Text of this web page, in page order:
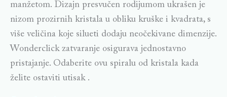
manžetom. Dizajn presvučen rodijumom ukrašen je
nizom prozirnih kristala u obliku kruške i kvadrata, s
više veličina koje silueti dodaju neočekivane dimenzije.
Wonderclick zatvaranje osigurava jednostavno
pristajanje. Odaberite ovu spiralu od kristala kada
želite ostaviti utisak .